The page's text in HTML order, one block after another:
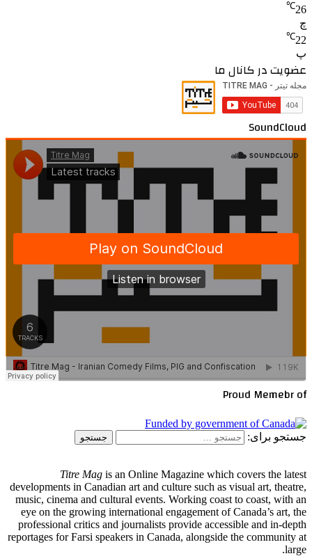
26
℃
چ
22
℃
پ
عضویت در کانال ما
SoundCloud
Proud Memebr of
جستجو برای:
Titre Mag is an Online Magazine which covers the latest
developments in Canadian art and culture such as visual art, theatre,
music, cinema and cultural events. Working coast to coast, with an
eye on the growing international engagement of Canada’s art, the
professional critics and journalists provide accessible and in-depth
reportages for Farsi speakers in Canada, alongside the community at
large.